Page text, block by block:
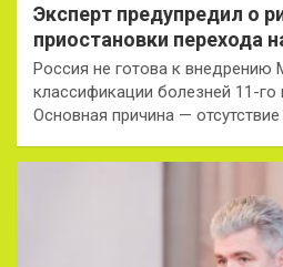
Эксперт предупредил о
приостановки перехода
Россия не готова к внедрению
классификации болезней 11-
Основная причина —